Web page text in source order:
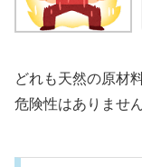
どれも天然の原材
危険性はありません